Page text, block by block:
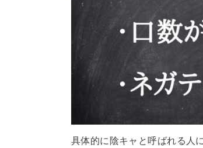
具体的に陰キャと呼ばれる人